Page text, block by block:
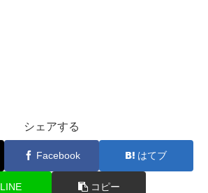
シェアする
Facebook はてブ
LINE コピー